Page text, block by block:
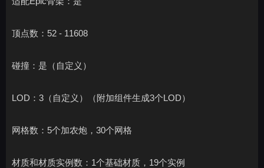
顶点数：52 - 11608
碰撞：是（自定义）
LOD：3（自定义）（附加组件生成3个LOD）
网格数：5个加农炮，30个网格
材质和材质实例数：1个基础材质，19个实例